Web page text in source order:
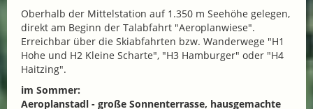
Oberhalb der Mittelstation auf 1.350 m Seehöhe gelegen,
direkt am Beginn der Talabfahrt "Aeroplanwiese".
Erreichbar über die Skiabfahrten bzw. Wanderwege "H1
Hohe und H2 Kleine Scharte", "H3 Hamburger" oder "H4
Haitzing".
im Sommer:
Aeroplanstadl - große Sonnenterrasse, hausgemachte